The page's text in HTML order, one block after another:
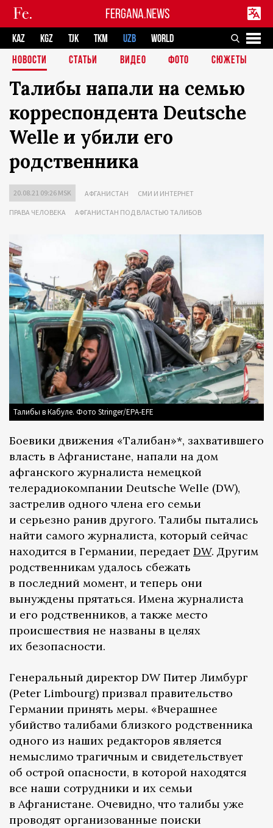
FERGANA.NEWS
KAZ KGZ TJK TKM UZB
WORLD
НОВОСТИ
СТАТЬИ ВИДЕО ФОТО СЮЖЕТЫ
Талибы напали на семью
корреспондента Deutsche
Welle и убили его
родственника
20.08.21 09:26 MSK АФГАНИСТАН СМИ И ИНТЕРНЕТ
ПРАВА ЧЕЛОВЕКА АФГАНИСТАН ПОД ВЛАСТЬЮ ТАЛИБОВ
Талибы в Кабуле. Фото Stringer/EPA-EFE
Боевики движения «Талибан»*, захватившего
власть в Афганистане, напали на дом
афганского журналиста немецкой
телерадиокомпании Deutsche Welle (DW),
застрелив одного члена его семьи
и серьезно ранив другого. Талибы пытались
найти самого журналиста, который сейчас
находится в Германии, передает DW. Другим
родственникам удалось сбежать
в последний момент, и теперь они
вынуждены прятаться. Имена журналиста
и его родственников, а также место
происшествия не названы в целях
их безопасности.
Генеральный директор DW Питер Лимбург
(Peter Limbourg) призвал правительство
Германии принять меры. «Вчерашнее
убийство талибами близкого родственника
одного из наших редакторов является
немыслимо трагичным и свидетельствует
об острой опасности, в которой находятся
все наши сотрудники и их семьи
в Афганистане. Очевидно, что талибы уже
проводят организованные поиски